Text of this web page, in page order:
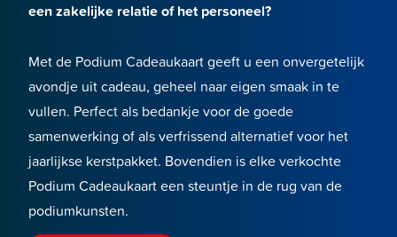
een zakelijke relatie of het personeel?
Met de Podium Cadeaukaart geeft u een onvergetelijk
avondje uit cadeau, geheel naar eigen smaak in te
vullen. Perfect als bedankje voor de goede
samenwerking of als verfrissend alternatief voor het
jaarlijkse kerstpakket. Bovendien is elke verkochte
Podium Cadeaukaart een steuntje in de rug van de
podiumkunsten.